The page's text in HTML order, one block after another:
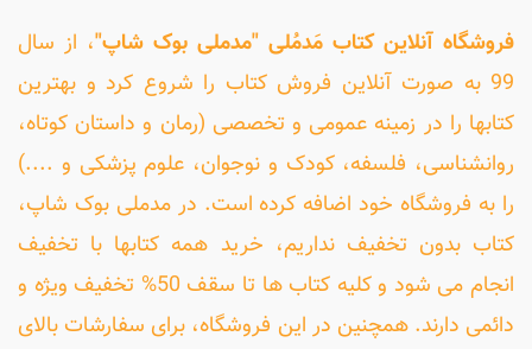
فروشگاه آنلاین کتاب مَدمُلی "مدملی بوک شاپ"، از سال
99 به صورت آنلاین فروش کتاب را شروع کرد و بهترین
کتابها را در زمینه عمومی و تخصصی (رمان و داستان کوتاه،
روانشناسی، فلسفه، کودک و نوجوان، علوم پزشکی و ....)
را به فروشگاه خود اضافه کرده است. در مدملی بوک شاپ،
کتاب بدون تخفیف نداریم، خرید همه کتابها با تخفیف
انجام می شود و کلیه کتاب ها تا سقف 50% تخفیف ویژه و
دائمی دارند. همچنین در این فروشگاه، برای سفارشات بالای